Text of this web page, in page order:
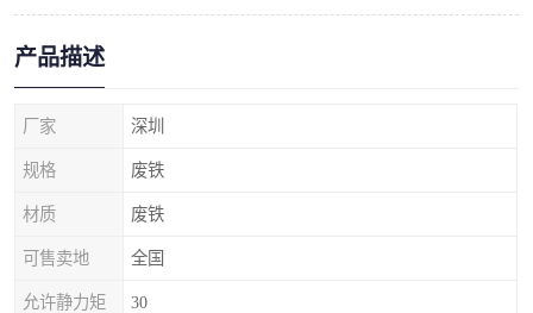
产品描述
厂家 深圳
规格 废铁
材质 废铁
可售卖地 全国
允许静力矩 30